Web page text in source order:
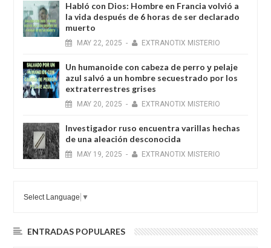
Habló con Dios: Hombre en Francia volvió a
la vida después de 6 horas de ser declarado
muerto
MAY 22, 2025 - EXTRANOTIX MISTERIO
Un humanoide con cabeza de perro у pelaje
azul salvó a un hombre secuestrado por los
extraterrestres grises
MAY 20, 2025 - EXTRANOTIX MISTERIO
Investigador ruso encuentra varillas hechas
de una aleación desconocida
MAY 19, 2025 - EXTRANOTIX MISTERIO
Select Language ▼
ENTRADAS POPULARES